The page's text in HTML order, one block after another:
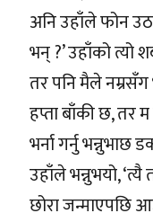
अनि उहाँले फोन
भन् ?’ उहाँको
तर पनि मैले
हप्ता बाँकी छ, तर
भर्ना गर्नु भन्नुभाछ
उहाँले भन्नुभयो,
छोरा जन्माएपछि